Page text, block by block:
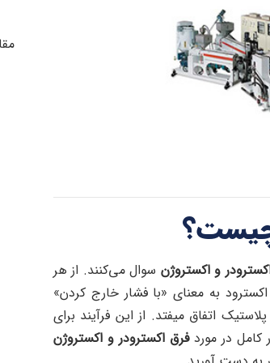
چیست؟
و اکستروژن سوال می‌کنند. از هر
به معنای «با فشار خارج کردن»
اتفاق میفتد. از این فرآیند برای
کامل در موردفرق اکسترودر و اکستروژن